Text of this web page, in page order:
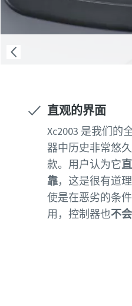
直观的界面
Xc2003 是我们的
器中历史非常悠
款。用户认为它
靠，这是很有道
使是在恶劣的条
用，控制器也不